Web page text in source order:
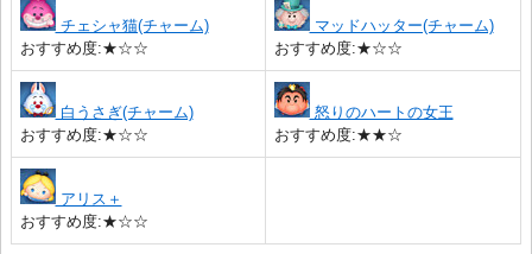
チェシャ猫(チャーム)
おすすめ度:★☆☆
マッドハッター(チャーム)
おすすめ度:★☆☆
白うさぎ(チャーム)
おすすめ度:★☆☆
怒りのハートの女王
おすすめ度:★★☆
アリス＋
おすすめ度:★☆☆